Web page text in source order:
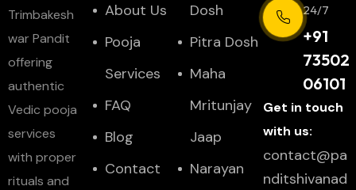
Trimbakesh
war Pandit
offering
authentic
Vedic pooja
services
with proper
rituals and
About Us
Pooja
Services
FAQ
Blog
Contact
Dosh
Pitra Dosh
Maha
Mritunjay
Jaap
Narayan
24/7
+91
73502
06101
Get in touch
with us:
contact@pa
nditshivanad